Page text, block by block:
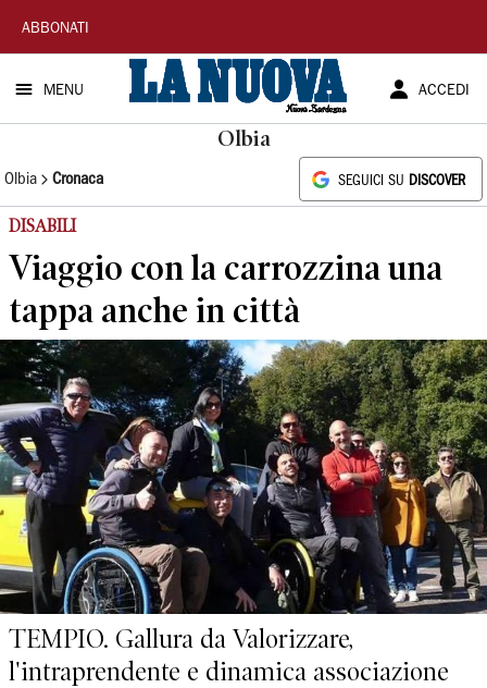
La
Nuova
Sardegna
ABBONATI
MENU ACCEDI
Olbia
Olbia Cronaca SEGUICI SU DISCOVER
DISABILI
Viaggio con la carrozzina una
tappa anche in città
TEMPIO. Gallura da Valorizzare,
l'intraprendente e dinamica associazione